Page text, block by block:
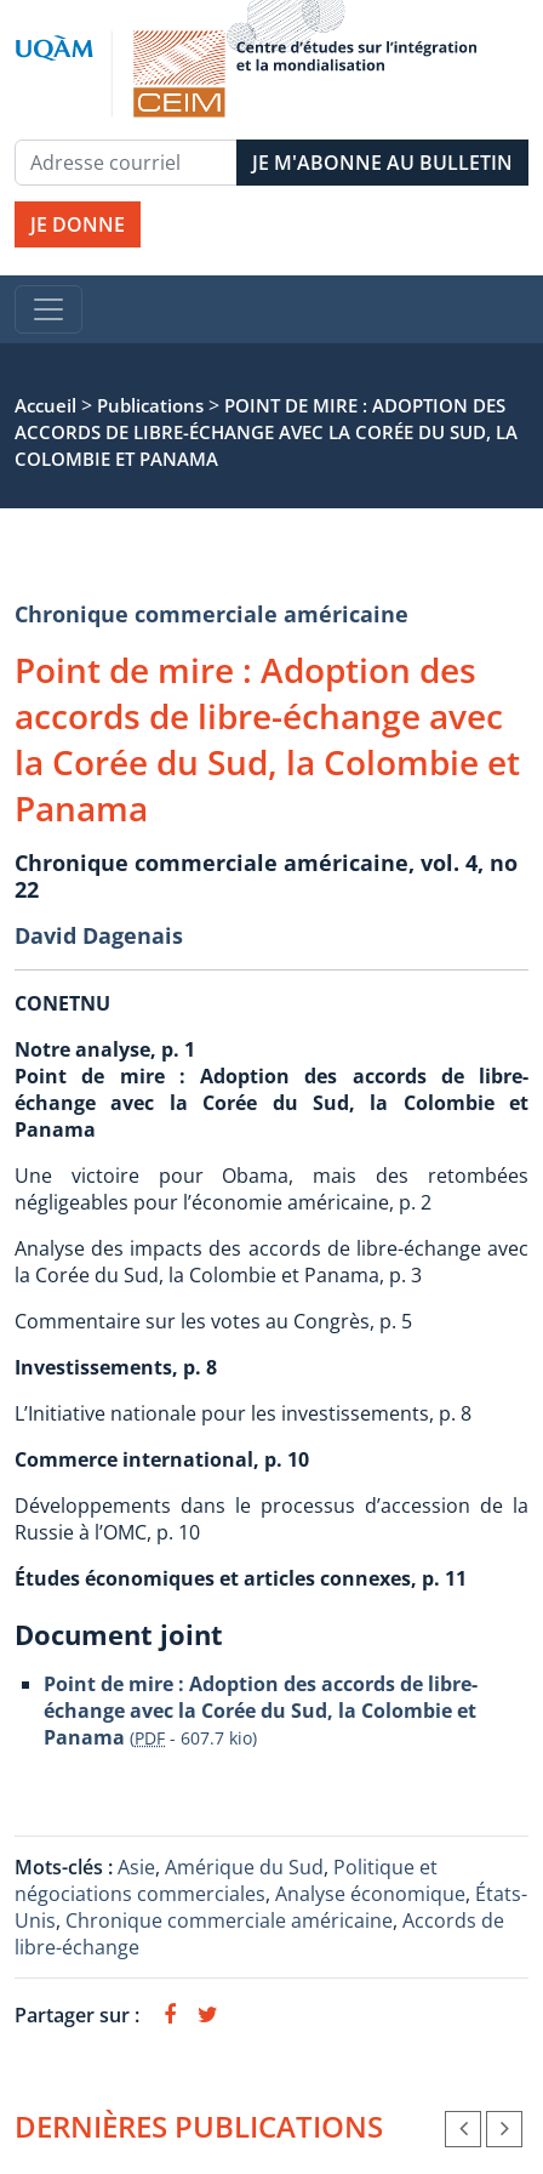
JE DONNE
Accueil > Publications > POINT DE MIRE : ADOPTION DES
ACCORDS DE LIBRE-ÉCHANGE AVEC LA CORÉE DU SUD, LA
COLOMBIE ET PANAMA
Chronique commerciale américaine
Point de mire : Adoption des
accords de libre-échange avec
la Corée du Sud, la Colombie et
Panama
Chronique commerciale américaine, vol. 4, no
22
David Dagenais
CONETNU
Notre analyse, p. 1
Point de mire : Adoption des accords de libre-
échange avec la Corée du Sud, la Colombie et
Panama
Une victoire pour Obama, mais des retombées
négligeables pour l’économie américaine, p. 2
Analyse des impacts des accords de libre-échange avec
la Corée du Sud, la Colombie et Panama, p. 3
Commentaire sur les votes au Congrès, p. 5
Investissements, p. 8
L’Initiative nationale pour les investissements, p. 8
Commerce international, p. 10
Développements dans le processus d’accession de la
Russie à l’OMC, p. 10
Études économiques et articles connexes, p. 11
Document joint
Point de mire : Adoption des accords de libre-
échange avec la Corée du Sud, la Colombie et
Panama (PDF - 607.7 kio)
Mots-clés :Asie, Amérique du Sud, Politique et
négociations commerciales, Analyse économique, États-
Unis, Chronique commerciale américaine, Accords de
libre-échange
Partager sur :
DERNIÈRES PUBLICATIONS